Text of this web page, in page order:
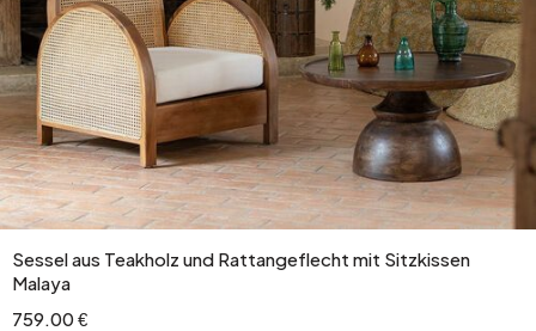
Sessel aus Teakholz und Rattangeflecht mit Sitzkissen
Malaya
759.00 €